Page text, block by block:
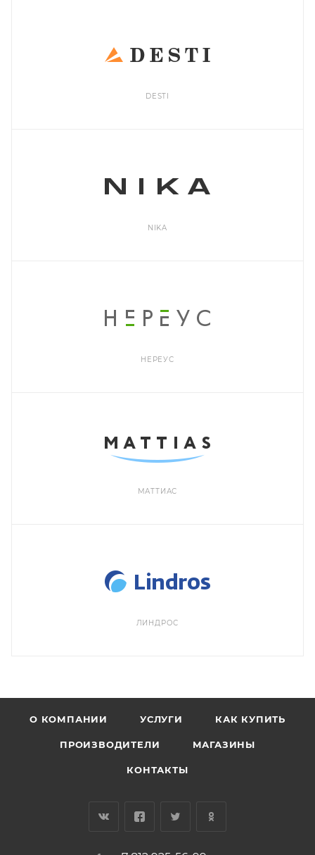
DESTI
NIKA
НЕРЕУС
МАТТИАС
ЛИНДРОС
О КОМПАНИИ УСЛУГИ КАК КУПИТЬ
ПРОИЗВОДИТЕЛИ МАГАЗИНЫ
КОНТАКТЫ